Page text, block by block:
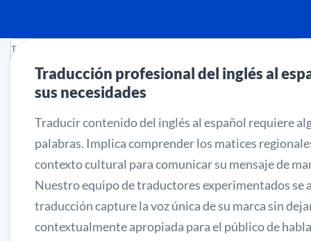
Traducción profesional del inglés al
sus necesidades
Traducir contenido del inglés al español requiere
palabras. Implica comprender los matices
contexto cultural para comunicar su mensaje de
Nuestro equipo de traductores experimentados se
traducción capture la voz única de su marca sin
contextualmente apropiada para el público de